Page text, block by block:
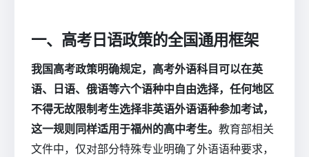
一、高考日语政策的全国通用框架
我国高考政策明确规定，高考外语科目可以在英
语、日语、俄语等六个语种中自由选择，任何地区
不得无故限制考生选择非英语外语语种参加考试，
这一规则同样适用于福州的高中考生。 教育部相关
文件中，仅对部分特殊专业明确了外语语种要求，